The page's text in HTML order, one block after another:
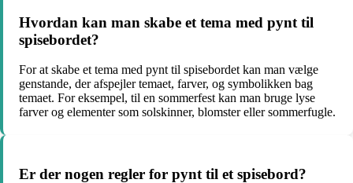
Hvordan kan man skabe et tema med pynt til
spisebordet?
For at skabe et tema med pynt til spisebordet kan man vælge
genstande, der afspejler temaet, farver, og symbolikken bag
temaet. For eksempel, til en sommerfest kan man bruge lyse
farver og elementer som solskinner, blomster eller sommerfugle.
Er der nogen regler for pynt til et spisebord?